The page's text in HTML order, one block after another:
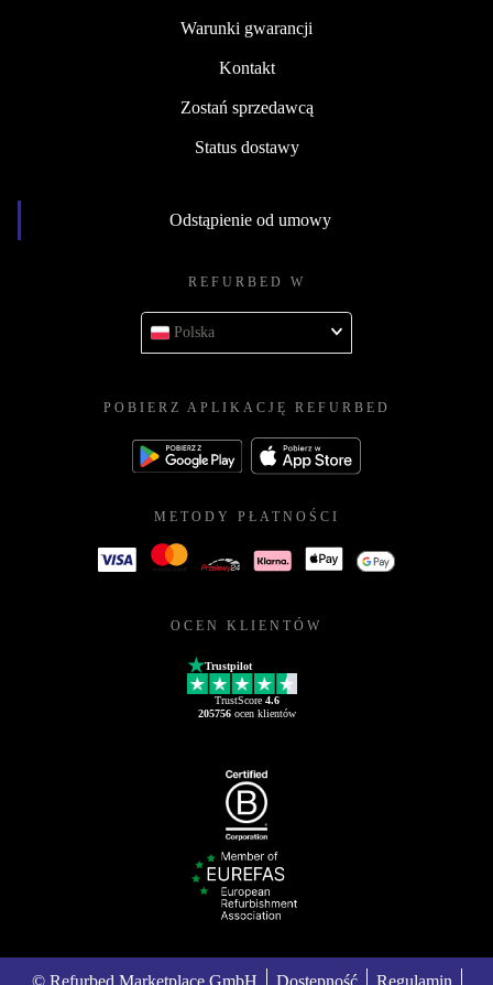
Warunki gwarancji
Kontakt
Zostań sprzedawcą
Status dostawy
Odstąpienie od umowy
REFURBED W
Polska
POBIERZ APLIKACJĘ REFURBED
METODY PŁATNOŚCI
OCEN KLIENTÓW
Trustpilot
TrustScore 4.6
205756ocen klientów
© Refurbed Marketplace GmbH Dostępność Regulamin